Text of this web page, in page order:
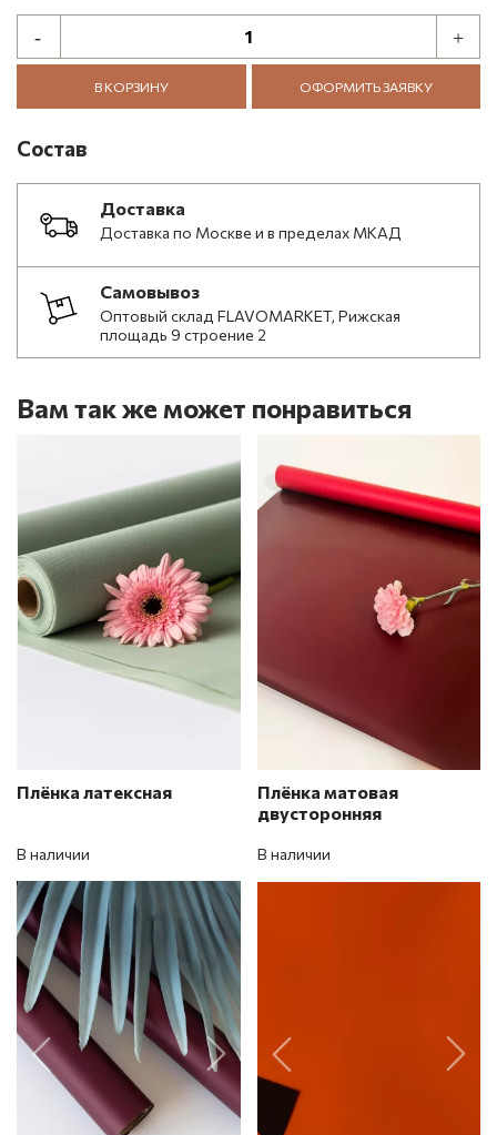
В КОРЗИНУ ОФОРМИТЬ ЗАЯВКУ
Состав
Доставка
Доставка по Москве и в пределах МКАД
Самовывоз
Оптовый склад FLAVOMARKET, Рижская
площадь 9 строение 2
Вам так же может понравиться
Плёнка латексная
В наличии
Плёнка матовая
двусторонняя
В наличии